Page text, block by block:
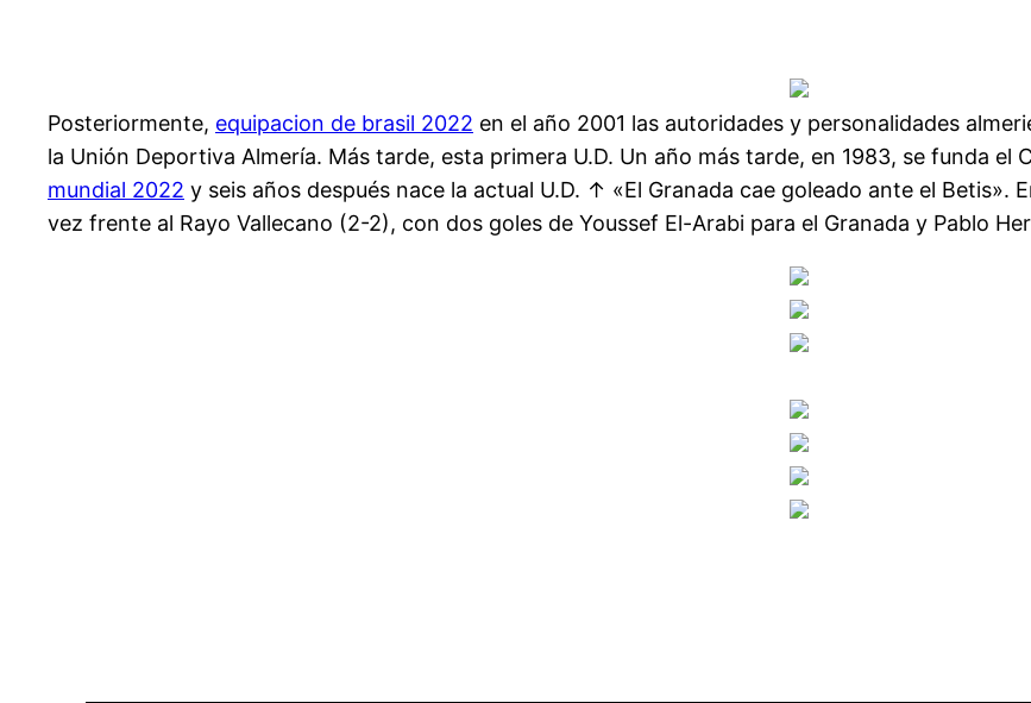
Posteriormente, equipacion de brasil 2022 en el año 2001 las autoridades y personalidades
la Unión Deportiva Almería. Más tarde, esta primera U.D. Un año más tarde, en 1983, se funda el
mundial 2022 y seis años después nace la actual U.D. ↑ «El Granada cae goleado ante el Betis».
vez frente al Rayo Vallecano (2-2), con dos goles de Youssef El-Arabi para el Granada y Pablo